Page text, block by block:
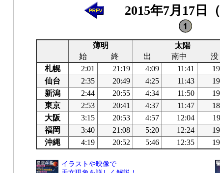
2015年7月17日
薄明
太陽
始
終 出 南中
没
札幌
2:01 21:19 4:09 11:41
仙台
2:35 20:49 4:25 11:43
新潟
2:44 20:55 4:34 11:50
東京
2:53 20:41 4:37 11:47
大阪
3:15 20:53 4:57 12:04
福岡
3:40 21:08 5:20 12:24
沖縄
4:19 20:52 5:46 12:35
イラストや映像で